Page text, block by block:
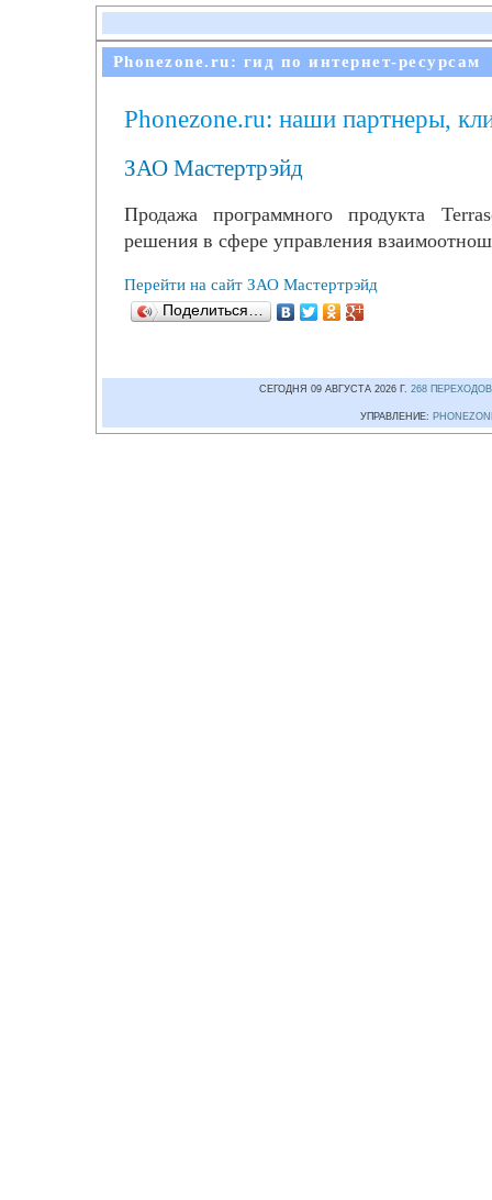
Phonezone.ru: гид по интернет-ресурсам
Phonezone.ru: наши партнеры,
ЗАО Мастертрэйд
Продажа программного продукта
решения в сфере управления
Перейти на сайт ЗАО Мастертрэйд
Поделиться…
СЕГОДНЯ 09 АВГУСТА 2026 Г. 268 ПЕРЕХОДОВ
УПРАВЛЕНИЕ: